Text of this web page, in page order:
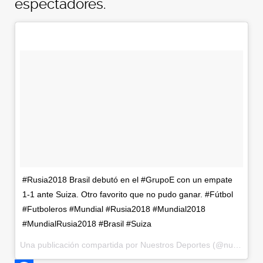
espectadores.
#Rusia2018 Brasil debutó en el #GrupoE con un empate
1-1 ante Suiza. Otro favorito que no pudo ganar. #Fútbol
#Futboleros #Mundial #Rusia2018 #Mundial2018
#MundialRusia2018 #Brasil #Suiza
Una publicación compartida por Nuestros Deportes (@nuestrosdeportes) el